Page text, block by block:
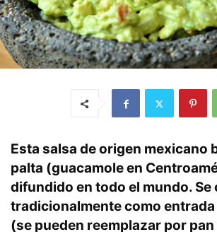
Esta salsa de origen mexicano
palta (guacamole en
difundido en todo el mundo. Se
tradicionalmente como
(se pueden reemplazar por